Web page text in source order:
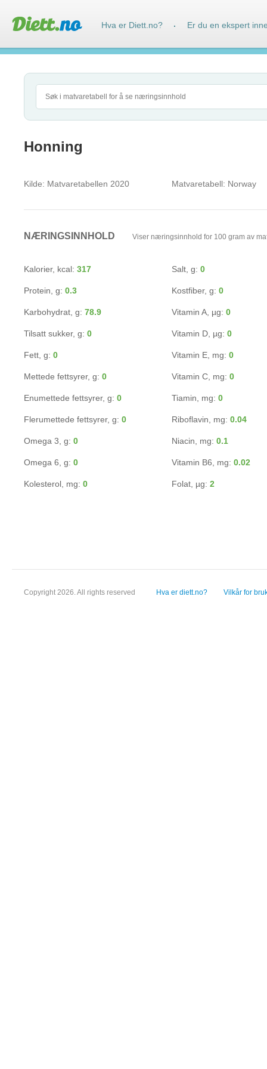
Honning
Kilde: Matvaretabellen 2020 Matvaretabell: Norway
NÆRINGSINNHOLD Viser næringsinnhold for 100 gram av
Kalorier, kcal: 317
Protein, g: 0.3
Karbohydrat, g: 78.9
Tilsatt sukker, g: 0
Fett, g: 0
Mettede fettsyrer, g: 0
Enumettede fettsyrer, g: 0
Flerumettede fettsyrer, g: 0
Omega 3, g: 0
Omega 6, g: 0
Kolesterol, mg: 0
Salt, g: 0
Kostfiber, g: 0
Vitamin A, µg: 0
Vitamin D, µg: 0
Vitamin E, mg: 0
Vitamin C, mg: 0
Tiamin, mg: 0
Riboflavin, mg: 0.04
Niacin, mg: 0.1
Vitamin B6, mg: 0.02
Folat, µg: 2
Copyright 2026. All rights reserved Hva er diett.no? Vilkår for
Hva er Diett.no? · Er du en ekspert